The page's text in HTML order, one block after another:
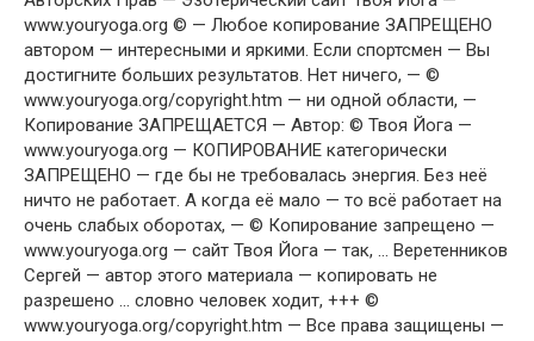
www.youryoga.org © — Любое копирование ЗАПРЕЩЕНО
автором — интересными и яркими. Если спортсмен — Вы
достигните больших результатов. Нет ничего, — ©
www.youryoga.org/copyright.htm — ни одной области, —
Копирование ЗАПРЕЩАЕТСЯ — Автор: © Твоя Йога —
www.youryoga.org — КОПИРОВАНИЕ категорически
ЗАПРЕЩЕНО — где бы не требовалась энергия. Без неё
ничто не работает. А когда её мало — то всё работает на
очень слабых оборотах, — © Копирование запрещено —
www.youryoga.org — сайт Твоя Йога — так, … Веретенников
Сергей — автор этого материала — копировать не
разрешено … словно человек ходит, +++ ©
www.youryoga.org/copyright.htm — Все права защищены —